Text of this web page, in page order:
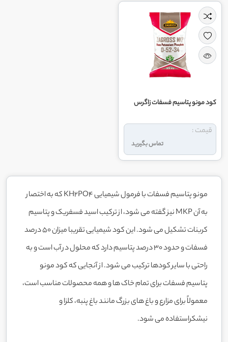
کود مونو پتاسیم فسفات زاگرس
تماس بگیرید
قیمت :
مونو پتاسیم فسفات با فرمول شیمیایی KH2PO4 که به اختصار
به آن MKP نیز گفته می شود، از ترکیب اسید فسفریک و پتاسیم
کربنات تشکیل می شود. این کود شیمیایی تقریبا میزان 50 درصد
فسفات و حدود 30 درصد پتاسیم دارد که محلول در آب است و به
راحتی با سایر کودها ترکیب می شود. از آنجایی که کود مونو
پتاسیم فسفات برای تمام خاک ها و همه محصولات مناسب است،
معمولاً برای مزارع و باغ های بزرگ مانند باغ پنبه، کلزا و
نیشکراستفاده می شود.